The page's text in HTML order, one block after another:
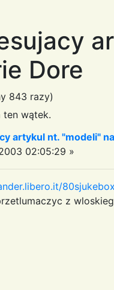
Dore
843 razy)
ten wątek.
artykul nt. "modeli"
02:05:29 »
z